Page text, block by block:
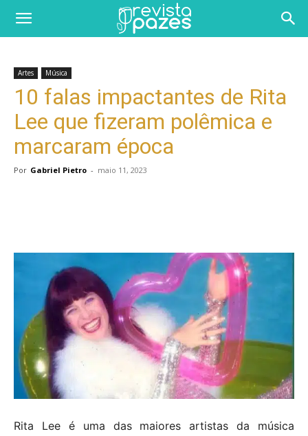
Artes Música
10 falas impactantes de Rita
Lee que fizeram polêmica e
marcaram época
Por Gabriel Pietro - maio 11, 2023
Rita Lee é uma das maiores artistas da música